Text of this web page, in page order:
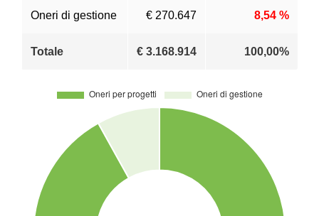
Oneri di gestione € 270.647 8,54 %
Totale € 3.168.914 100,00%